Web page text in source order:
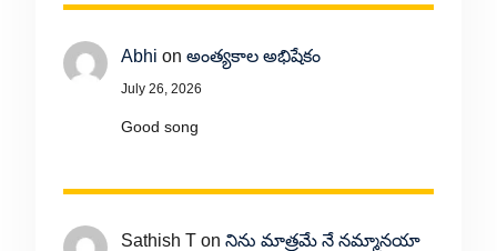
Abhi on అంత్యకాల అభిషేకం
July 26, 2026
Good song
Sathish Ton నిను మాత్రమే నే నమ్మానయా